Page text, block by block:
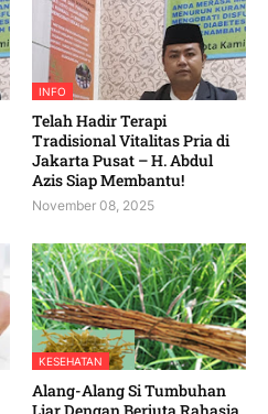
INFO
Telah Hadir Terapi
Tradisional Vitalitas Pria di
Jakarta Pusat – H. Abdul
Azis Siap Membantu!
November 08, 2025
KESEHATAN
Alang-Alang Si Tumbuhan